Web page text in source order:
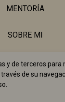
MENTORÍA
SOBRE MI
BLOG
y de terceros para
de su